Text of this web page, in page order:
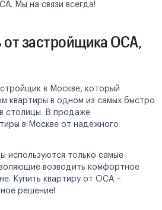
Мы на связи всегда!
застройщика ОСА,
в Москве, который
квартиры в одном из самых быстро
столицы. В продаже
в Москве от надежного
используются только самые
возводить комфортное
Купить квартиру от ОСА –
решение!